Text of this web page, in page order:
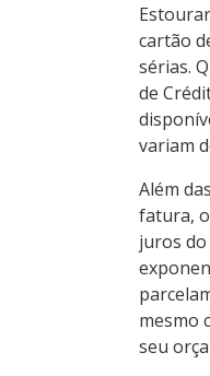
cartão
sérias.
de
variam
Além
fatura,
juros
mesmo
seu